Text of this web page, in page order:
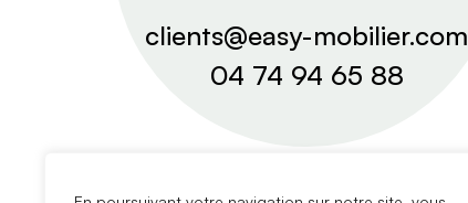
clients@easy-mobilier.com
04 74 94 65 88